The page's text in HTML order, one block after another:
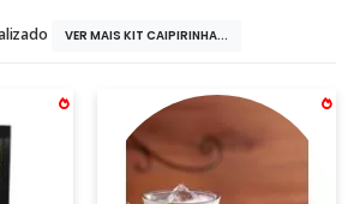
VER MAIS KIT CAIPIRINHA...